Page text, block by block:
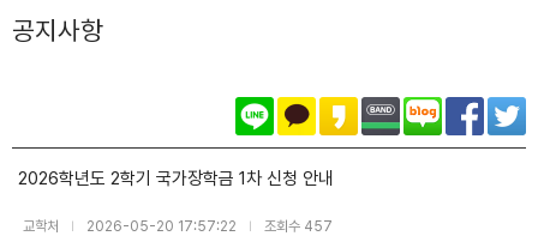
공지사항
2026학년도 2학기 국가장학금 1차 신청 안내
교학처 | 2026-05-20 17:57:22 | 조회수 457